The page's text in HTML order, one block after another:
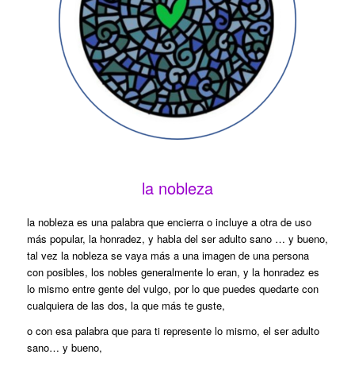
la nobleza
la nobleza es una palabra que encierra o incluye a otra de uso
más popular, la honradez, y habla del ser adulto sano … y bueno,
tal vez la nobleza se vaya más a una imagen de una persona
con posibles, los nobles generalmente lo eran, y la honradez es
lo mismo entre gente del vulgo, por lo que puedes quedarte con
cualquiera de las dos, la que más te guste,
o con esa palabra que para ti represente lo mismo, el ser adulto
sano… y bueno,